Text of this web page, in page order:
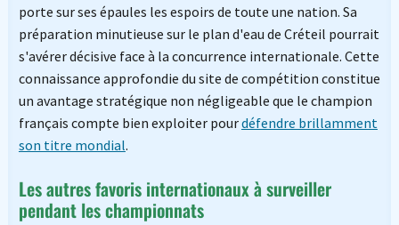
porte sur ses épaules les espoirs de toute une nation. Sa
préparation minutieuse sur le plan d'eau de Créteil pourrait
s'avérer décisive face à la concurrence internationale. Cette
connaissance approfondie du site de compétition constitue
un avantage stratégique non négligeable que le champion
français compte bien exploiter pourdéfendre brillamment
son titre mondial.
Les autres favoris internationaux à surveiller
pendant les championnats